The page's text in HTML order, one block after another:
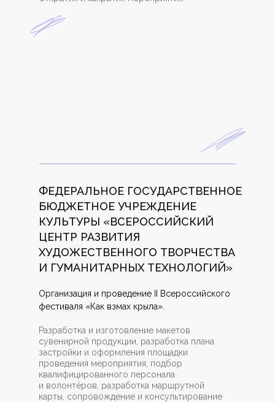
ФЕДЕРАЛЬНОЕ ГОСУДАРСТВЕННОЕ
БЮДЖЕТНОЕ УЧРЕЖДЕНИЕ
КУЛЬТУРЫ «ВСЕРОССИЙСКИЙ
ЦЕНТР РАЗВИТИЯ
ХУДОЖЕСТВЕННОГО ТВОРЧЕСТВА
И ГУМАНИТАРНЫХ ТЕХНОЛОГИЙ»
Организация и проведение II Всероссийского
фестиваля «Как взмах крыла».
Разработка и изготовление макетов
сувенирной продукции, разработка плана
застройки и оформления площадки
проведения мероприятия, подбор
квалифицированного персонала
и волонтёров, разработка маршрутной
карты, сопровождение и консультирование